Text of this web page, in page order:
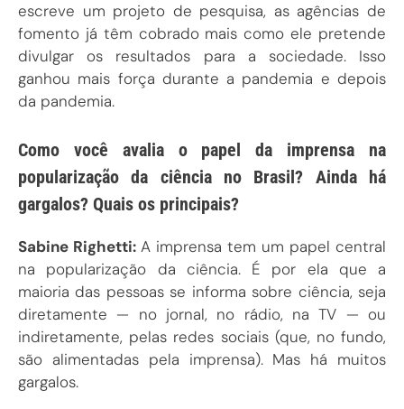
escreve um projeto de pesquisa, as agências de
fomento já têm cobrado mais como ele pretende
divulgar os resultados para a sociedade. Isso
ganhou mais força durante a pandemia e depois
da pandemia.
Como você avalia o papel da imprensa na
popularização da ciência no Brasil? Ainda há
gargalos? Quais os principais?
Sabine Righetti: A imprensa tem um papel central
na popularização da ciência. É por ela que a
maioria das pessoas se informa sobre ciência, seja
diretamente — no jornal, no rádio, na TV — ou
indiretamente, pelas redes sociais (que, no fundo,
são alimentadas pela imprensa). Mas há muitos
gargalos.